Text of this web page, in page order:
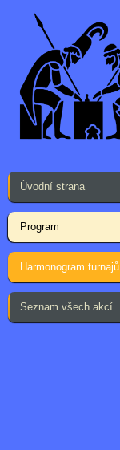
Úvodní strana
Program
Harmonogram turnajů
Seznam všech akcí